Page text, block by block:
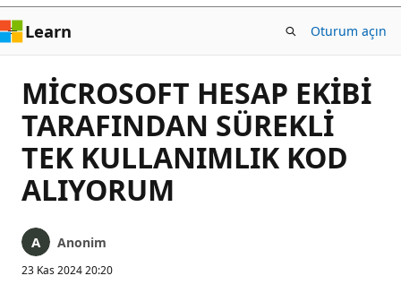
Learn Oturum açın
MİCROSOFT HESAP EKİBİ
TARAFINDAN SÜREKLİ
TEK KULLANIMLIK KOD
ALIYORUM
Anonim
23 Kas 2024 20:20